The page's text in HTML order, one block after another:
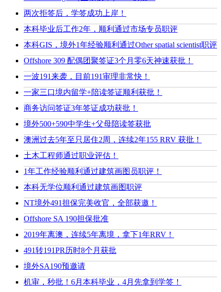
两次拒签后，学签成功上岸！
本科毕业后工作2年，顺利通过市场专员职评
本科GIS，境外1年经验顺利通过Other spatial scientist职评
Offshore 309 配偶团聚签证3个月零6天神速获批！
一波191来袭，目前191审理非常快！
一家三口境内留学+陪读签证顺利获批！
商务访问签证3年签证成功获批！
境外500+590中学生+父母陪读签获批
澳洲过去5年至只居住2周，连续2年155 RRV 获批！
土木工程师通过职业评估！
1年工作经验顺利通过建筑画图员职评！
本科无学位顺利通过建筑画图职评
NT境外491担保完美收官，全部获邀！
Offshore SA 190担保批准
2019年离澳，连续5年离境，拿下1年RRV！
491转191PR历时8个月获批
境外SA190预邀请
机审，秒批！6月本科毕业，4月先拿到学签！